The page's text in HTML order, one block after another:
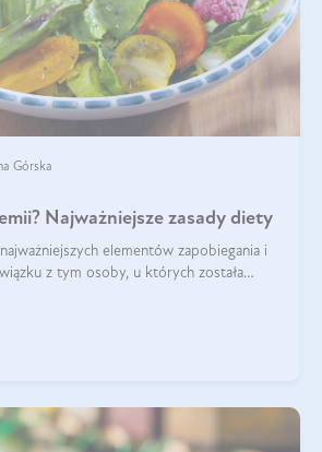
Górska
Najważniejsze zasady diety
elementów zapobiegania i
z tym osoby, u których została